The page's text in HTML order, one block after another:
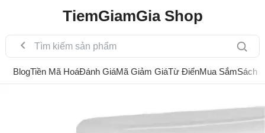
TiemGiamGia Shop
BlogTiền Mã HoáĐánh GiáMã Giảm GiáTừ ĐiểnMua SắmSách